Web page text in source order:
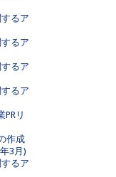
るア
るア
るア
るア
リ
作成
3月)
るア